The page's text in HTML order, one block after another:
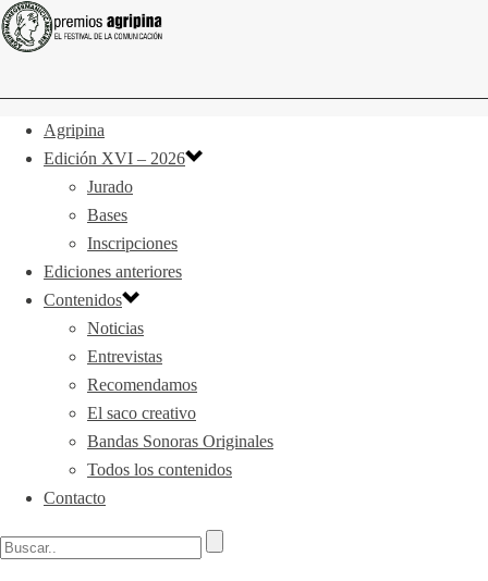
Agripina
Edición XVI – 2026
Jurado
Bases
Inscripciones
Ediciones anteriores
Contenidos
Noticias
Entrevistas
Recomendamos
El saco creativo
Bandas Sonoras Originales
Todos los contenidos
Contacto